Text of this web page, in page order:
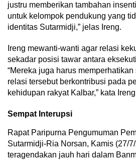
justru memberikan tambahan
untuk kelompok pendukung yang
identitas Sutarmidji,” jelas Ireng.
Ireng mewanti-wanti agar relasi
sekadar posisi tawar antara
“Mereka juga harus
relasi tersebut berkontribusi pada
kehidupan rakyat Kalbar,” kata
Sempat Interupsi
Rapat Paripurna Pengumuman
Sutarmidji-Ria Norsan, Kamis (27/
teragendakan jauh hari dalam